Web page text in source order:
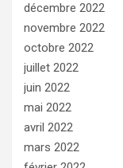
décembre 2022
novembre 2022
octobre 2022
juillet 2022
juin 2022
mai 2022
avril 2022
mars 2022